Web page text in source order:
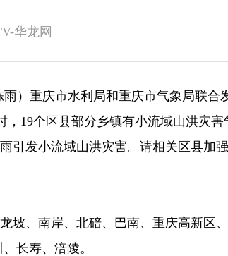
华龙网
）重庆市水利局和重庆市气象局联合
，19个区县部分乡镇有小流域山洪灾害
引发小流域山洪灾害。请相关区县加
坡、南岸、北碚、巴南、重庆高新区
长寿、涪陵。